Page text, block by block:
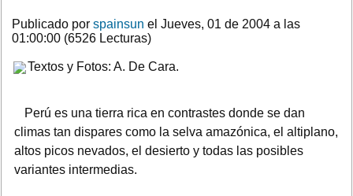
Publicado por spainsun el Jueves, 01 de 2004 a las
01:00:00 (6526 Lecturas)
Textos y Fotos: A. De Cara.
Perú es una tierra rica en contrastes donde se dan
climas tan dispares como la selva amazónica, el altiplano,
altos picos nevados, el desierto y todas las posibles
variantes intermedias.